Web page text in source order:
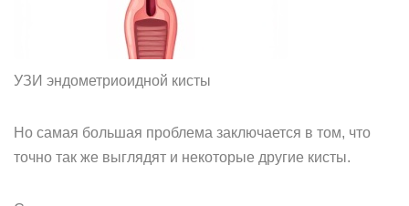
УЗИ эндометриоидной кисты
Но самая большая проблема заключается в том, что
точно так же выглядят и некоторые другие кисты.